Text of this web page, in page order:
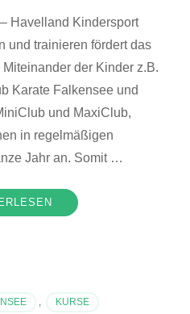
Havelland Kindersport
und trainieren fördert das
der Kinder z.B.
Karate Falkensee und
und MaxiClub,
in regelmäßigen
Jahr an. Somit …
, KURSE